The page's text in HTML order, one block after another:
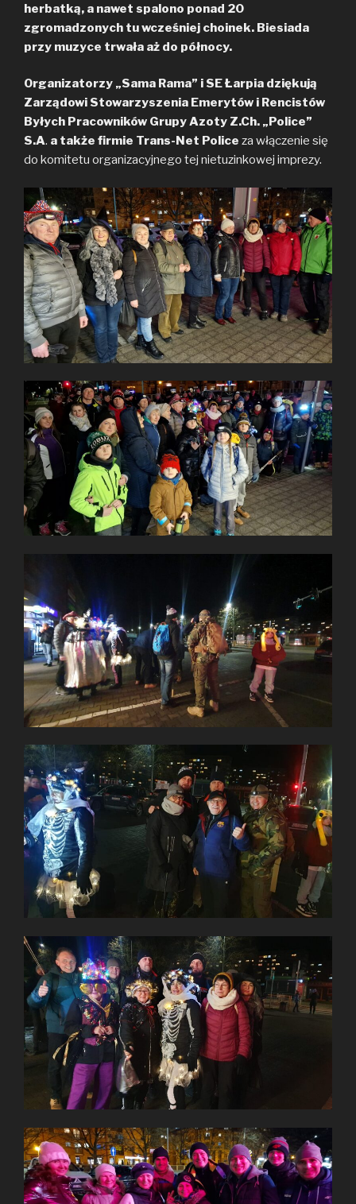
herbatką, a nawet spalono ponad 20
zgromadzonych tu wcześniej choinek. Biesiada
przy muzyce trwała aż do północy.
Organizatorzy „Sama Rama” i SE Łarpia dziękują
Zarządowi Stowarzyszenia Emerytów i Rencistów
Byłych Pracowników Grupy Azoty Z.Ch. „Police”
S.A. a także firmie Trans-Net Police za włączenie się
do komitetu organizacyjnego tej nietuzinkowej imprezy.